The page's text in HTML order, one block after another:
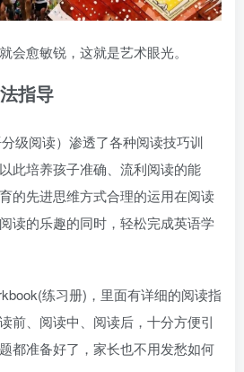
会愈敏锐，这就是艺术眼光。
指导
分级阅读）渗透了各种阅读技巧训
此培养孩子准确、流利阅读的能
的先进思维方式合理的运用在阅读
读的乐趣的同时，轻松完成英语学
练习册)，里面有详细的阅读指
前、阅读中、阅读后，十分方便引
都准备好了，家长也不用发愁如何